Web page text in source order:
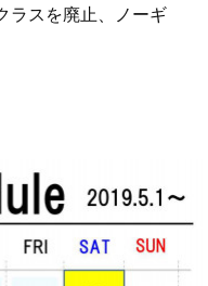
スを廃止、ノーギ